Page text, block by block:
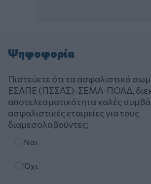
Ψηφοφορία
Πιστεύετε ότι τα ασφαλιστικά
ΕΣΑΠΕ (ΠΣΣΑΣ)-ΣΕΜΑ-ΠΟΑΔ,
αποτελεσματικότητα καλές
ασφαλιστικές εταιρείες για τους
διαμεσολαβούντες;
Ναι
Όχι